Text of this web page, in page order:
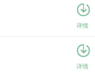
详情
详情